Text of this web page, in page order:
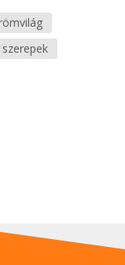
szerepek